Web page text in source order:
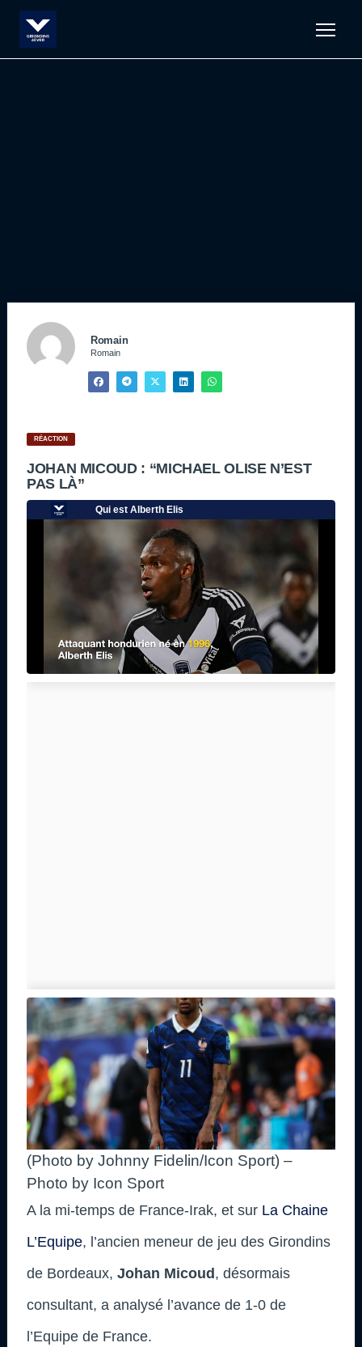
Romain
Romain
RÉACTION
JOHAN MICOUD : “MICHAEL OLISE N’EST
PAS LÀ”
(Photo by Johnny Fidelin/Icon Sport) –
Photo by Icon Sport
A la mi-temps de France-Irak, et sur La Chaine
L’Equipe, l’ancien meneur de jeu des Girondins
de Bordeaux, Johan Micoud, désormais
consultant, a analysé l’avance de 1-0 de
l’Equipe de France.